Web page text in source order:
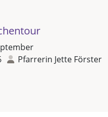
Pfarrerin Jette Förster